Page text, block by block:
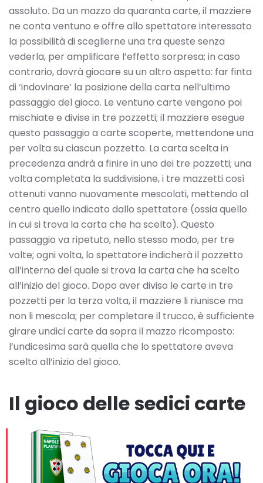
assoluto. Da un mazzo da quaranta carte, il mazziere
ne conta ventuno e offre allo spettatore interessato
la possibilità di sceglierne una tra queste senza
vederla, per amplificare l’effetto sorpresa; in caso
contrario, dovrà giocare su un altro aspetto: far finta
di ‘indovinare’ la posizione della carta nell’ultimo
passaggio del gioco. Le ventuno carte vengono poi
mischiate e divise in tre pozzetti; il mazziere esegue
questo passaggio a carte scoperte, mettendone una
per volta su ciascun pozzetto. La carta scelta in
precedenza andrà a finire in uno dei tre pozzetti; una
volta completata la suddivisione, i tre mazzetti così
ottenuti vanno nuovamente mescolati, mettendo al
centro quello indicato dallo spettatore (ossia quello
in cui si trova la carta che ha scelto). Questo
passaggio va ripetuto, nello stesso modo, per tre
volte; ogni volta, lo spettatore indicherà il pozzetto
all’interno del quale si trova la carta che ha scelto
all’inizio del gioco. Dopo aver diviso le carte in tre
pozzetti per la terza volta, il mazziere li riunisce ma
non li mescola; per completare il trucco, è sufficiente
girare undici carte da sopra il mazzo ricomposto:
l’undicesima sarà quella che lo spettatore aveva
scelto all’inizio del gioco.
Il gioco delle sedici carte